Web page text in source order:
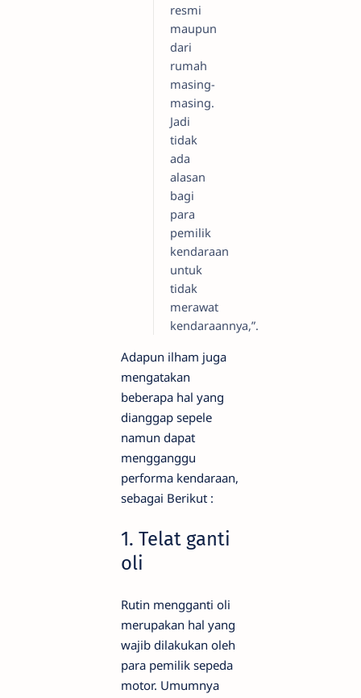
resmi
maupun
dari
rumah
masing-
masing.
Jadi
tidak
ada
alasan
bagi
para
pemilik
kendaraan
untuk
tidak
merawat
kendaraannya,”.
Adapun ilham juga
mengatakan
beberapa hal yang
dianggap sepele
namun dapat
mengganggu
performa kendaraan,
sebagai Berikut :
1. Telat ganti
oli
Rutin mengganti oli
merupakan hal yang
wajib dilakukan oleh
para pemilik sepeda
motor. Umumnya